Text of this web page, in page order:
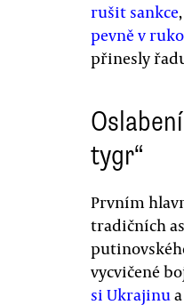
rušit sankce
pevně v
přinesly
tygr“
Prvním
tradičních
vycvičené
si Ukrajinu